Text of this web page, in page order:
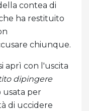
contea di
ha restituito
chiunque.
aprì con l'uscita
dipingere
usata per
di uccidere